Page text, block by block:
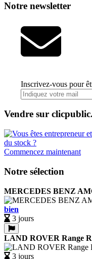
Notre newsletter
Inscrivez-vous pour
Vendre sur
Commencez maintenant
Notre sélection
MERCEDES BENZ
bien
3 jours
LAND ROVER Range
3 jours